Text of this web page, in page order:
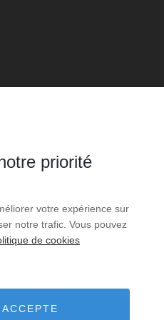
priorité
votre expérience sur
notre trafic. Vous pouvez
de cookies